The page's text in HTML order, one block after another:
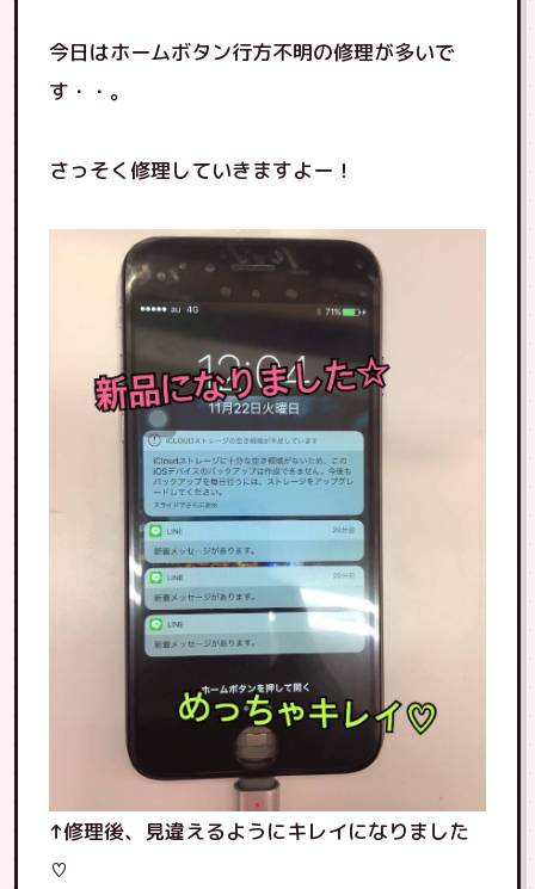
今日はホームボタン行方不明の修理が多いで
す・・。
さっそく修理していきますよー！
↑修理後、見違えるようにキレイになりました
♡